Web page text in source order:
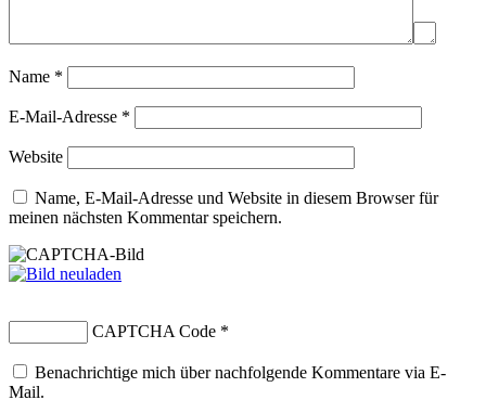
Name *
E-Mail-Adresse *
Website
Name, E-Mail-Adresse und Website in diesem Browser für
meinen nächsten Kommentar speichern.
CAPTCHA Code *
Benachrichtige mich über nachfolgende Kommentare via E-
Mail.